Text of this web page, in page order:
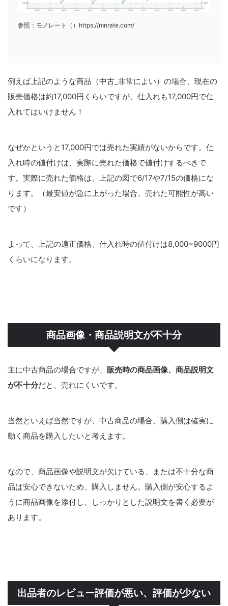
参照：モノレート（）https://mnrate.com/
例えば上記のような商品（中古_非常によい）の場合、現在の
販売価格は約17,000円くらいですが、仕入れも17,000円で仕
入れてはいけません！
なぜかというと17,000円では売れた実績がないからです。仕
入れ時の値付けは、実際に売れた価格で値付けするべきで
す。実際に売れた価格は、上記の図で6/17や7/15の価格にな
ります。（最安値が急に上がった場合、売れた可能性が高い
です）
よって、上記の適正価格、仕入れ時の値付けは8,000~9000円
くらいになります。
商品画像・商品説明文が不十分
主に中古商品の場合ですが、 販売時の商品画像、商品説明文
が不十分だと、売れにくいです。
当然といえば当然ですが、中古商品の場合、購入側は確実に
動く商品を購入したいと考えます。
なので、商品画像や説明文が欠けている、または不十分な商
品は安心できないため、購入しません。購入側が安心するよ
うに商品画像を添付し、しっかりとした説明文を書く必要が
あります。
出品者のレビュー評価が悪い、評価が少ない